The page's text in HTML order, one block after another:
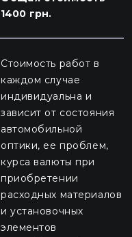
1400 грн.
Стоимость работ в
каждом случае
индивидуальна и
зависит от состояния
автомобильной
оптики, ее проблем,
курса валюты при
приобретении
расходных материалов
и установочных
элементов